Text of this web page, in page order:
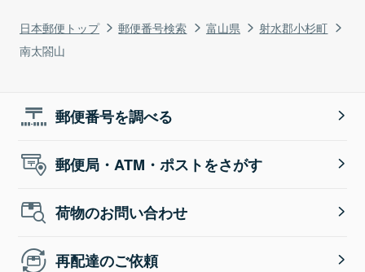
日本郵便トップ 郵便番号検索 富山県
射水郡小杉町
南太閤山
郵便番号を調べる
郵便局・ATM・ポストをさがす
荷物のお問い合わせ
再配達のご依頼